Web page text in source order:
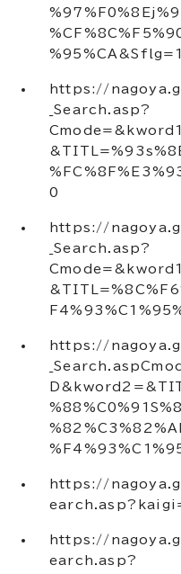
https://
_Search.asp?
0
https://
_Search.asp?
https://
https://
https://
earch.asp?